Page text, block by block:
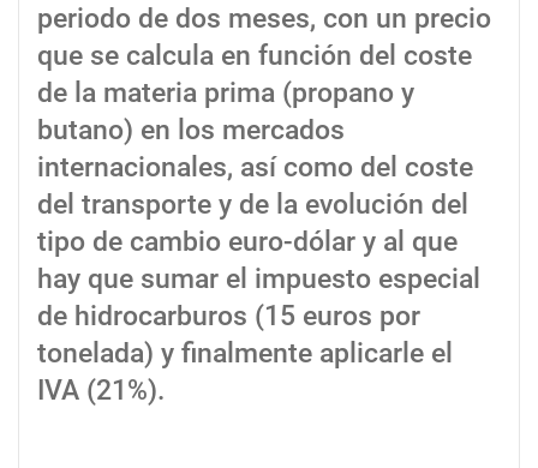
periodo de dos meses, con un precio
que se calcula en función del coste
de la materia prima (propano y
butano) en los mercados
internacionales, así como del coste
del transporte y de la evolución del
tipo de cambio euro-dólar y al que
hay que sumar el impuesto especial
de hidrocarburos (15 euros por
tonelada) y finalmente aplicarle el
IVA (21%).